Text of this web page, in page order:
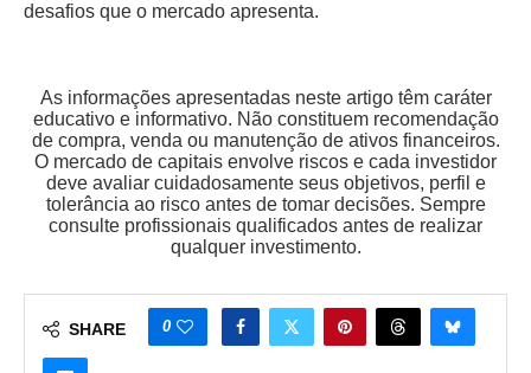
desafios que o mercado apresenta.
As informações apresentadas neste artigo têm caráter
educativo e informativo. Não constituem recomendação
de compra, venda ou manutenção de ativos financeiros.
O mercado de capitais envolve riscos e cada investidor
deve avaliar cuidadosamente seus objetivos, perfil e
tolerância ao risco antes de tomar decisões. Sempre
consulte profissionais qualificados antes de realizar
qualquer investimento.
SHARE 0